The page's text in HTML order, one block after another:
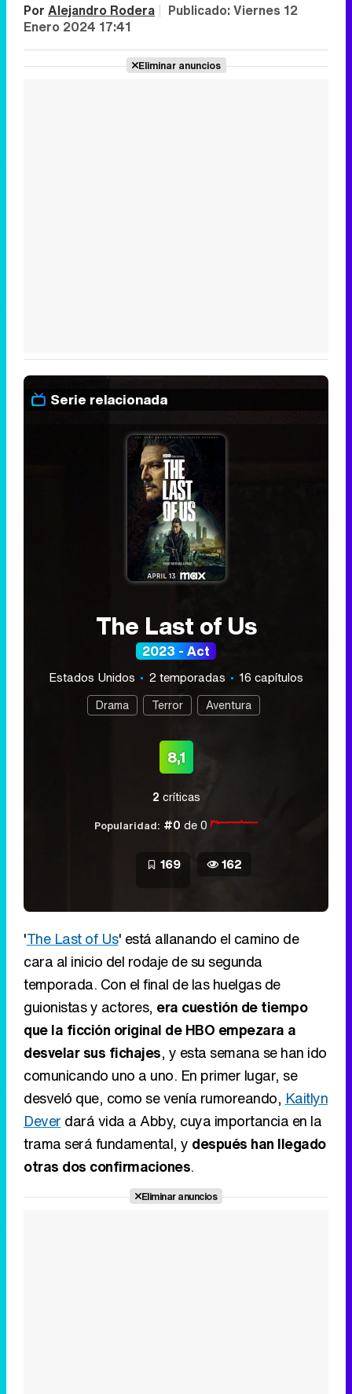
Por Alejandro Rodera | Publicado:Viernes 12
Enero 2024 17:41
Eliminar anuncios
Serie relacionada
The Last of Us
2023 - Act
Estados Unidos 2 temporadas 16 capítulos
Drama Terror Aventura
8,1
2 críticas
Popularidad: #0 de 0
169 162
'The Last of Us' está allanando el camino de
cara al inicio del rodaje de su segunda
temporada. Con el final de las huelgas de
guionistas y actores, era cuestión de tiempo
que la ficción original de HBO empezara a
desvelar sus fichajes, y esta semana se han ido
comunicando uno a uno. En primer lugar, se
desveló que, como se venía rumoreando, Kaitlyn
Dever dará vida a Abby, cuya importancia en la
trama será fundamental, y después han llegado
otras dos confirmaciones.
Eliminar anuncios